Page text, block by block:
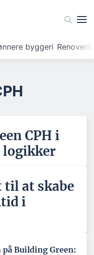
byggeri
CPH i
logikker
til at skabe
i
Building Green: